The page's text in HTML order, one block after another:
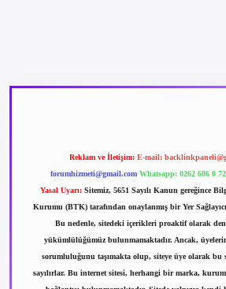
Reklam ve İletişim: E-mail:
forumhizmeti@gmail.com Whatsapp: 0262 606 0
Yasal Uyarı: Sitemiz, 5651 Sayılı Kanun gereğince
Kurumu (BTK) tarafından onaylanmış bir Yer
Bu nedenle, sitedeki içerikleri proaktif olarak
yükümlülüğümüz bulunmamaktadır. Ancak,
sorumluluğunu taşımakta olup, siteye üye olarak
sayılırlar. Bu internet sitesi, herhangi bir marka,